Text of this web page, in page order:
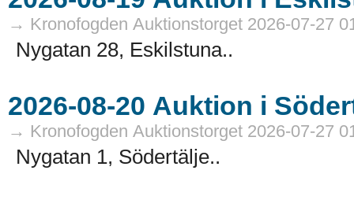
→ Kronofogden Auktionstorget 2026-07-27
Nygatan 28, Eskilstuna..
→ Kronofogden Auktionstorget 2026-07-27
Nygatan 1, Södertälje..